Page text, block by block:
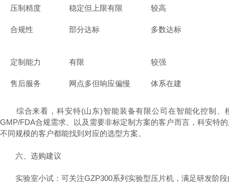
压制精度 稳定但上限有限 较高
合规性 部分达标 多数达标
定制能力 有限 较强
售后服务 网点多但响应偏慢 体系在建
综合来看，科安特(山东)智能装备有限公司在智能化控制、
GMP/FDA合规需求、以及需要非标定制方案的客户而言，科安特
不同规模的客户都能找到对应的选型方案。
六、选购建议
实验室小试：可关注GZP300系列实验型压片机，满足研发阶段